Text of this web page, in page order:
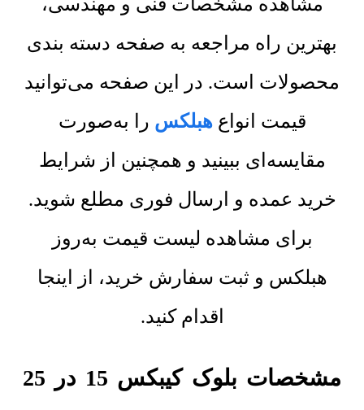
بهترین راه مراجعه به صفحه دسته بندی
محصولات است. در این صفحه می‌توانید
قیمت انواعهبلکس را به‌صورت
مقایسه‌ای ببینید و همچنین از شرایط
خرید عمده و ارسال فوری مطلع شوید.
برای مشاهده لیست قیمت به‌روز
هبلکس و ثبت سفارش خرید، از اینجا
اقدام کنید.
مشخصات بلوک کیبکس 15 در 25